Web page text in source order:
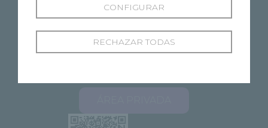
SOBRE RECOLETAS
NUESTROS CENTROS
ESPECIALIDADES
PROFESIONALES
RECHAZAR TODAS
CONFIGURAR